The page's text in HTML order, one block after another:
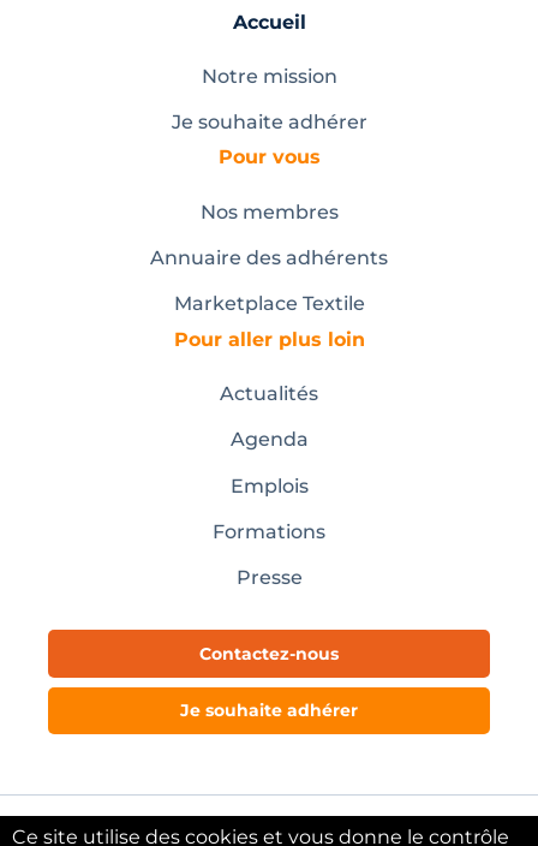
Accueil
Notre mission
Je souhaite adhérer
Pour vous
Nos membres
Annuaire des adhérents
Marketplace Textile
Pour aller plus loin
Actualités
Agenda
Emplois
Formations
Presse
Contactez-nous
Je souhaite adhérer
Mentions légales
Ce site utilise des cookies et vous donne le contrôle